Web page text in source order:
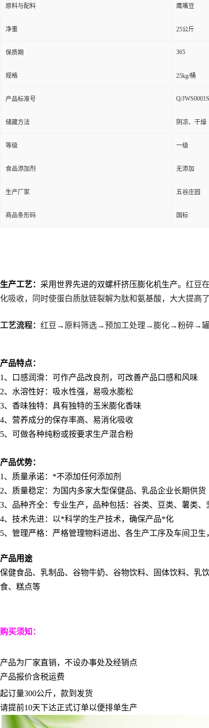
原料与配料 鹰嘴豆
净重 25公斤
保质期 365
规格 25kg/桶
产品标准号 Q/
储藏方法 阴凉、干燥
等级 一级
食品添加剂 无添加
生产厂家 五谷庄园
商品条形码 国标
生产工艺： 采用世界先进的双螺杆挤压膨化机生产。 红豆
化吸收，同时使蛋白质肽链裂解为肽和氨基酸，大大提高
工艺流程： 红豆→原料筛选→预加工处理→膨化→粉碎→
产品特点：
1 、口感润滑：可作产品改良剂，可改善产品口感和风味
2、水溶性好：吸水性强，易吸水膨松
3、香味独特：具有独特的玉米膨化香味
4、营养成分的保存率高、易消化吸收
5、可做各种纯粉或按要求生产混合粉
产品优势：
1 、质量承诺：*不添加任何添加剂
2、质量稳定：为国内多家大型保健品、乳品企业长期供货
3、品种齐全：专业生产，品种包括：谷类、豆类、薯类
4、技术先进：以*科学的生产技术，确保产品*化
5、管理严格：严格管理物料进出、各生产工序及车间卫生
产品用途
保健食品、乳制品、谷物牛奶、谷物饮料、固体饮料、乳
食、糕点等
购买须知：
产品为厂家直销，不设办事处及经销点
产品报价含税运费
起订量300公斤，款到发货
请提前10天下达正式订单以便排单生产